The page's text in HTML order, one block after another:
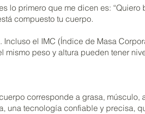
lo primero que me dicen es: “Quiero
compuesto tu cuerpo.
el IMC (Índice de Masa
peso y altura pueden tener
corresponde a grasa, músculo,
una tecnología confiable y precisa,